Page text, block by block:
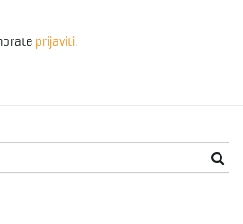
prijaviti.